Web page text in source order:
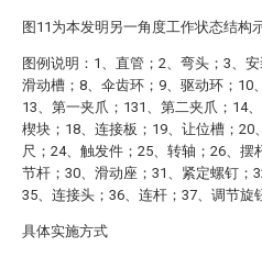
图11为本发明另一角度工作状态结构
图例说明：1、直管；2、弯头；3、
滑动槽；8、伞齿环；9、驱动环；10
13、第一夹爪；131、第二夹爪；14
楔块；18、连接板；19、让位槽；
尺；24、触发件；25、转轴；26、
节杆；30、滑动座；31、紧定螺钉；
35、连接头；36、连杆；37、调节旋
具体实施方式